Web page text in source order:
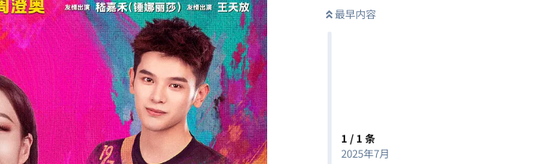
最早内容
1 / 1 条
2025年7月